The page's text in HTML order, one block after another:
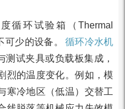
循环试验箱（Thermal
少的设备。
循环冷水机
试夹具或负载板集成，
烈的温度变化。例如，模
寒冷地区（低温）交替工